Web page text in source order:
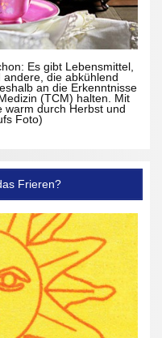
Es gibt Lebensmittel,
die abkühlend
an die Erkenntnisse
(TCM) halten. Mit
warm durch Herbst und
Foto)
Frieren?